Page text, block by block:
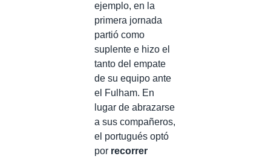
ejemplo, en la
primera jornada
partió como
suplente e hizo el
tanto del empate
de su equipo ante
el Fulham. En
lugar de abrazarse
a sus compañeros,
el portugués optó
por recorrer